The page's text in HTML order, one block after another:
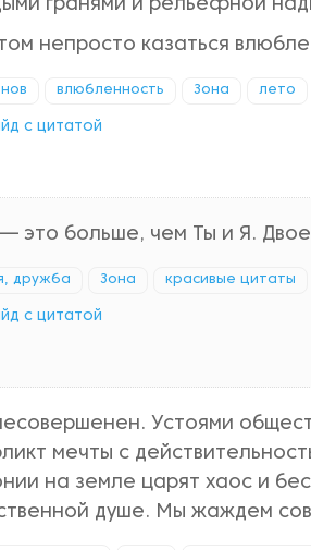
гранями и рельефной
непросто казаться
влюбленность Зона лето
с цитатой
это больше, чем Ты и Я.
дружба Зона красивые цитаты
с цитатой
Устоями
мечты с
на земле царят хаос и
душе. Мы жаждем